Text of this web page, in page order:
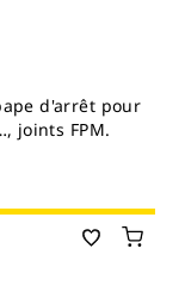
d'arrêt pour
joints FPM.